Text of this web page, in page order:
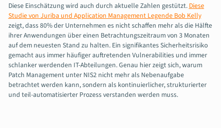
Diese Einschätzung wird auch durch aktuelle Zahlen gestützt. Diese
Studie von Juriba und Application Management Legende Bob Kelly
zeigt, dass 80% der Unternehmen es nicht schaffen mehr als die Hälfte
ihrer Anwendungen über einen Betrachtungszeitraum von 3 Monaten
auf dem neuesten Stand zu halten. Ein signifikantes Sicherheitsrisiko
gemacht aus immer häufiger auftretenden Vulnerabilities und immer
schlanker werdenden IT-Abteilungen. Genau hier zeigt sich, warum
Patch Management unter NIS2 nicht mehr als Nebenaufgabe
betrachtet werden kann, sondern als kontinuierlicher, strukturierter
und teil-automatisierter Prozess verstanden werden muss.